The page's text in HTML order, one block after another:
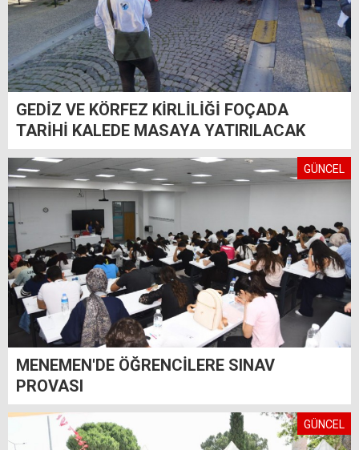
GEDİZ VE KÖRFEZ KİRLİLİĞİ FOÇADA
TARİHİ KALEDE MASAYA YATIRILACAK
GÜNCEL
MENEMEN'DE ÖĞRENCİLERE SINAV
PROVASI
GÜNCEL